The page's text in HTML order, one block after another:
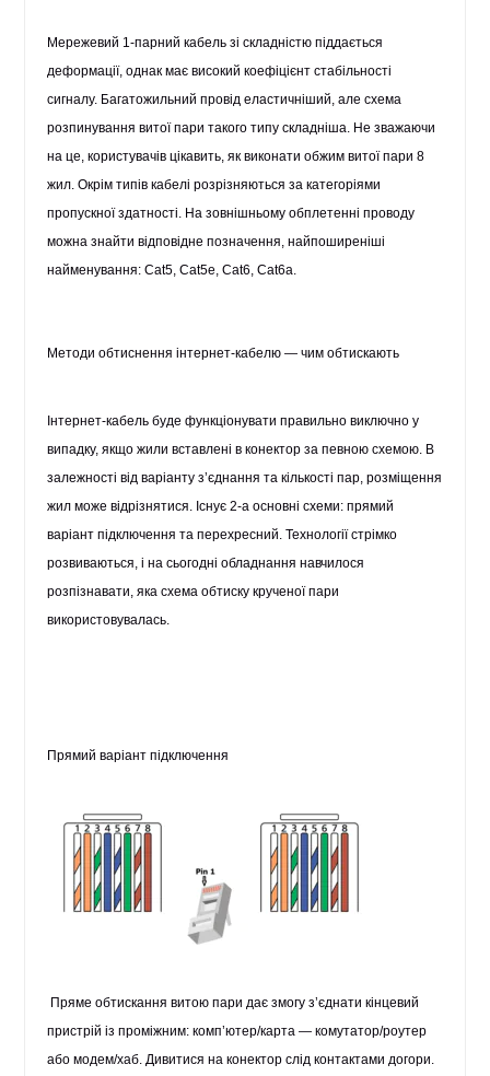
Мережевий 1-парний кабель зі складністю піддається
деформації, однак має високий коефіцієнт стабільності
сигналу. Багатожильний провід еластичніший, але схема
розпинування витої пари такого типу складніша. Не зважаючи
на це, користувачів цікавить, як виконати обжим витої пари 8
жил. Окрім типів кабелі розрізняються за категоріями
пропускної здатності. На зовнішньому обплетенні проводу
можна знайти відповідне позначення, найпоширеніші
найменування: Cat5, Cat5e, Cat6, Cat6a.
Методи обтиснення інтернет-кабелю — чим обтискають
Інтернет-кабель буде функціонувати правильно виключно у
випадку, якщо жили вставлені в конектор за певною схемою. В
залежності від варіанту з’єднання та кількості пар, розміщення
жил може відрізнятися. Існує 2-а основні схеми: прямий
варіант підключення та перехресний. Технології стрімко
розвиваються, і на сьогодні обладнання навчилося
розпізнавати, яка схема обтиску крученої пари
використовувалась.
Прямий варіант підключення
Пряме обтискання витою пари дає змогу з’єднати кінцевий
пристрій із проміжним: комп’ютер/карта — комутатор/роутер
або модем/хаб. Дивитися на конектор слід контактами догори.